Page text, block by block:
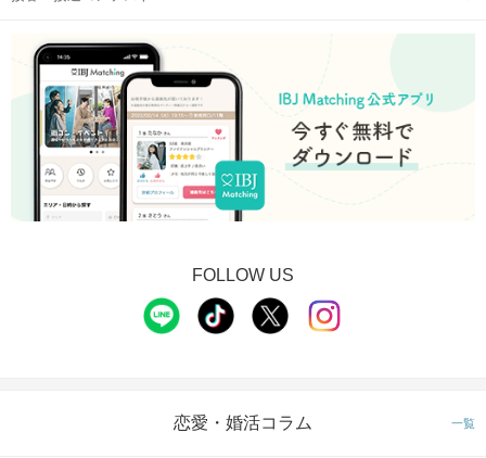
FOLLOW US
恋愛・婚活コラム 一覧